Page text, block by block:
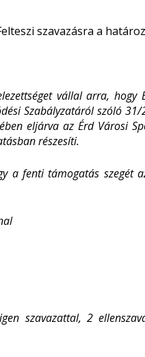
szavazásra a
vállal arra,
Szabályzatáról szóló
eljárva az Érd Városi
részesíti.
a fenti támogatás szegét
szavazattal, 2